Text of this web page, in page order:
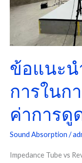
ข้อแนะน
การในก
ค่าการดู
Sound Absorption /
Impedance Tube vs
การ
ค่า
การ
ดูด
เสียง